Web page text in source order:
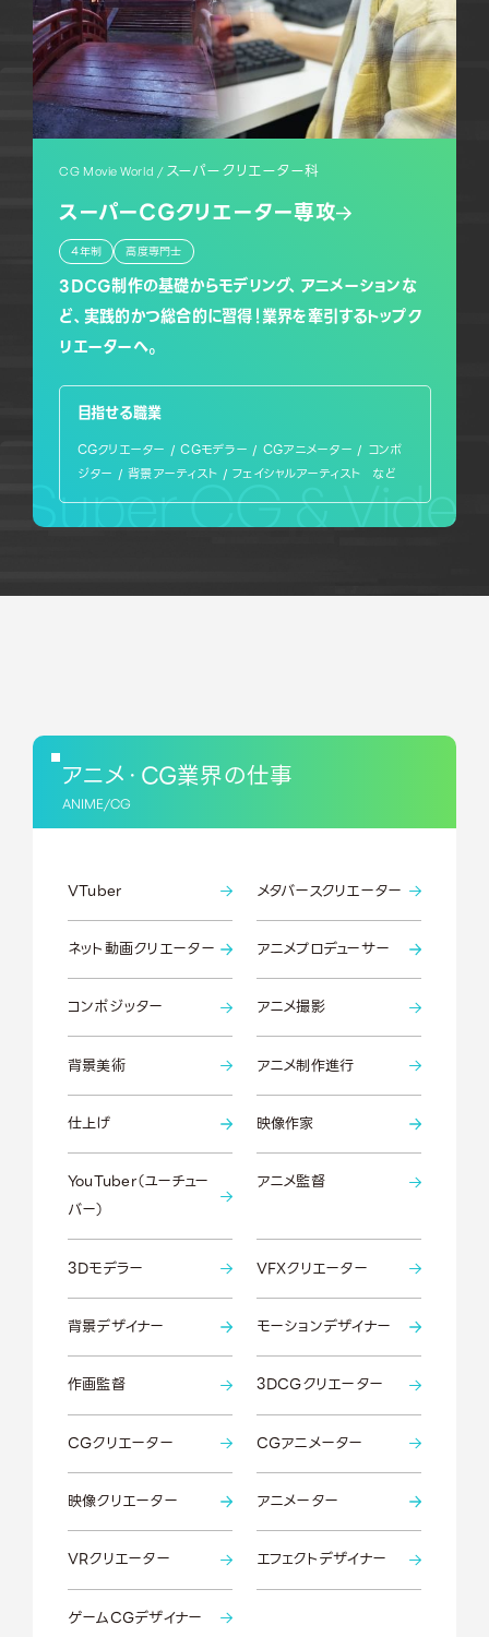
CG Movie World / スーパークリエーター科
スーパーCGクリエーター専攻
4年制 高度専門士
3DCG制作の基礎からモデリング、アニメーションな
ど、実践的かつ総合的に習得！業界を牽引するトップク
リエーターへ。
目指せる職業
CGクリエーター / CGモデラー / CGアニメーター / コンポ
ジター / 背景アーティスト / フェイシャルアーティスト など
Super CG &
アニメ・CG業界の仕事
ANIME/CG
VTuber メタバースクリエーター
ネット動画クリエーター アニメプロデューサー
コンポジッター アニメ撮影
背景美術 アニメ制作進行
仕上げ 映像作家
YouTuber（ユーチュー
バー）
アニメ監督
3Dモデラー VFXクリエーター
背景デザイナー モーションデザイナー
作画監督 3DCGクリエーター
CGクリエーター CGアニメーター
映像クリエーター アニメーター
VRクリエーター エフェクトデザイナー
ゲームCGデザイナー